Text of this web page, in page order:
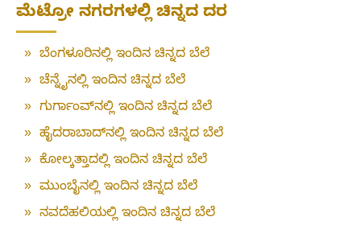
ಮೆಟ್ರೋ ನಗರಗಳಲ್ಲಿ ಚಿನ್ನದ ದರ
» ಬೆಂಗಳೂರಿನಲ್ಲಿ ಇಂದಿನ ಚಿನ್ನದ ಬೆಲೆ
» ಚೆನ್ನೈನಲ್ಲಿ ಇಂದಿನ ಚಿನ್ನದ ಬೆಲೆ
» ಗುರ್ಗಾಂವ್‌ನಲ್ಲಿ ಇಂದಿನ ಚಿನ್ನದ ಬೆಲೆ
» ಹೈದರಾಬಾದ್‌ನಲ್ಲಿ ಇಂದಿನ ಚಿನ್ನದ ಬೆಲೆ
» ಕೋಲ್ಕತ್ತಾದಲ್ಲಿ ಇಂದಿನ ಚಿನ್ನದ ಬೆಲೆ
» ಮುಂಬೈನಲ್ಲಿ ಇಂದಿನ ಚಿನ್ನದ ಬೆಲೆ
» ನವದೆಹಲಿಯಲ್ಲಿ ಇಂದಿನ ಚಿನ್ನದ ಬೆಲೆ